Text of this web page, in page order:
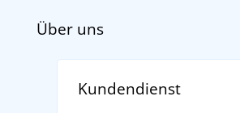
Impressum
Versand und Zahlung
Über uns
Für Unternehmen und Organisationen
Kundendienst